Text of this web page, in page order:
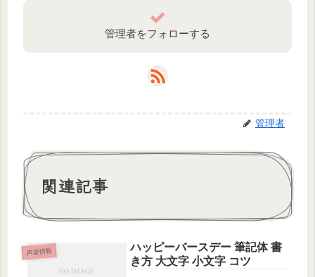
管理者をフォローする
管理者
関連記事
声楽情報
ハッピーバースデー 筆記体 書
き方 大文字 小文字 コツ